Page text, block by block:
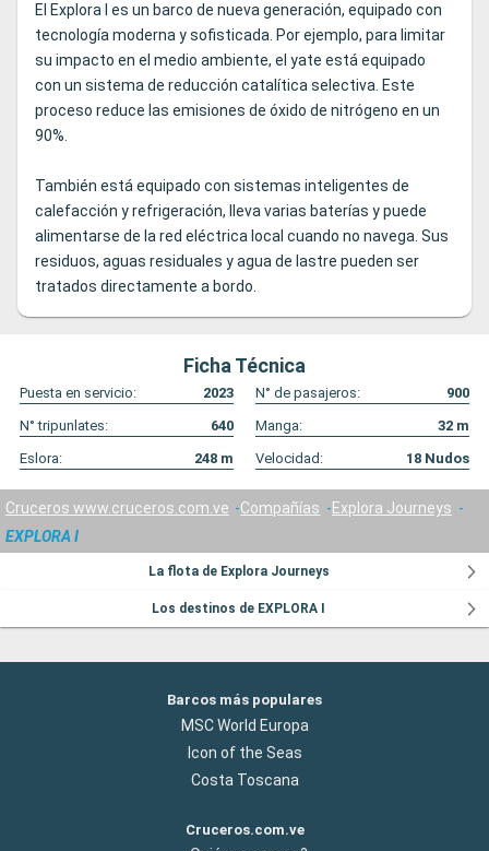
El Explora I es un barco de nueva generación, equipado con
tecnología moderna y sofisticada. Por ejemplo, para limitar
su impacto en el medio ambiente, el yate está equipado
con un sistema de reducción catalítica selectiva. Este
proceso reduce las emisiones de óxido de nitrógeno en un
90%.
También está equipado con sistemas inteligentes de
calefacción y refrigeración, lleva varias baterías y puede
alimentarse de la red eléctrica local cuando no navega. Sus
residuos, aguas residuales y agua de lastre pueden ser
tratados directamente a bordo.
Ficha Técnica
Puesta en servicio: 2023 N° de pasajeros:
900
N° tripunlates:
640 Manga: 32 m
Eslora:
248 m Velocidad: 18 Nudos
Cruceros www.cruceros.com.ve Compañías
Explora Journeys
EXPLORA I
La flota de Explora Journeys
Los destinos de EXPLORA I
Barcos más populares
MSC World Europa
Icon of the Seas
Costa Toscana
Cruceros.com.ve